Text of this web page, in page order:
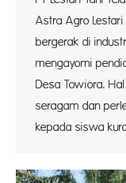
Astra Agro Lestari
bergerak di
mengayomi
Desa Towiora.
seragam dan
kepada siswa